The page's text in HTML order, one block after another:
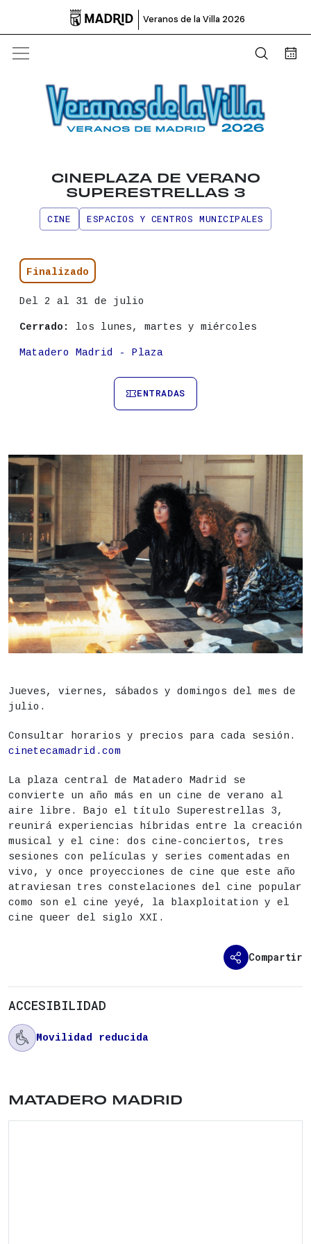
 Veranos de la Villa 2026
Abrir
CINEPLAZA DE VERANO
SUPERESTRELLAS 3
CINE ESPACIOS Y CENTROS MUNICIPALES
Información principal del
Estado
Finalizado
Fecha
Del 2 al 31 de julio
Cerrado: los lunes, martes y miércoles
Lugar
Matadero Madrid - Plaza
ENTRADAS
Finalizado
Fecha
Del 2 al 31 de julio
Cerrado:los lunes, martes y miércoles
ENTRADAS
Jueves, viernes, sábados y domingos del mes de
julio.
Consultar horarios y precios para cada sesión.
cinetecamadrid.com
La plaza central de Matadero Madrid se
convierte un año más en un cine de verano al
aire libre. Bajo el título Superestrellas 3,
reunirá experiencias híbridas entre la creación
musical y el cine: dos cine-conciertos, tres
sesiones con películas y series comentadas en
vivo, y once proyecciones de cine que este año
atraviesan tres constelaciones del cine popular
como son el cine yeyé, la blaxploitation y el
cine queer del siglo XXI.
Compartir
ACCESIBILIDAD
 Movilidad reducida
MATADERO MADRID
Ubicación del lugar: PLAZA LEGAZPI , 8 .